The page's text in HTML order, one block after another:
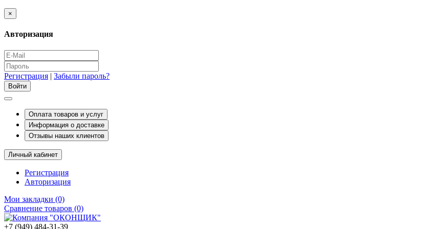
×
Авторизация
Регистрация | Забыли пароль?
Оплата товаров и услуг
Информация о доставке
Отзывы наших клиентов
Личный кабинет
Регистрация
Авторизация
Мои закладки (0)
Сравнение товаров (0)
+7 (949) 484-31-39